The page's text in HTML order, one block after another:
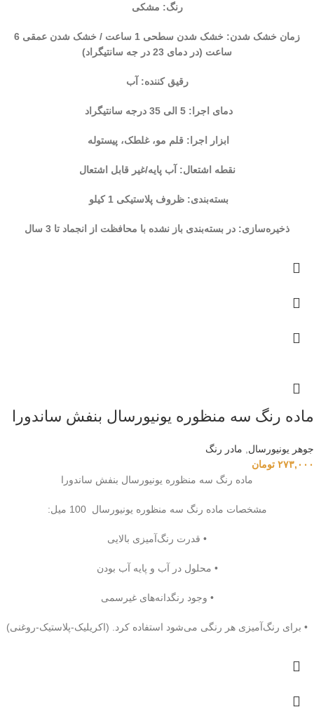
رنگ: مشکی
زمان خشک شدن: خشک شدن سطحی 1 ساعت / خشک شدن عمقی 6
ساعت (در دمای 23 در جه سانتیگراد)
رقیق کننده: آب
دمای اجرا: 5 الی 35 درجه سانتیگراد
ابزار اجرا: قلم مو، غلطک، پیستوله
نقطه اشتعال: آب پایه/غیر قابل اشتعال
بسته‌بندی: ظروف پلاستیکی 1 کیلو
ذخیره‌سازی: در بسته‌بندی باز نشده با محافظت از انجماد تا 3 سال
ماده رنگ سه منظوره یونیورسال بنفش ساندورا
جوهر یونیورسال
مادر رنگ
۲۷۳,۰۰۰ تومان
ماده رنگ سه منظوره یونیورسال بنفش ساندورا
مشخصات ماده رنگ سه منظوره یونیورسال 100 میل:
• قدرت رنگ‌آمیزی بالایی
• محلول در آب و پایه آب بودن
• وجود رنگدانه‌های غیرسمی
• برای رنگ‌آمیزی هر رنگی می‌شود استفاده کرد. (اکریلیک-پلاستیک-روغنی)